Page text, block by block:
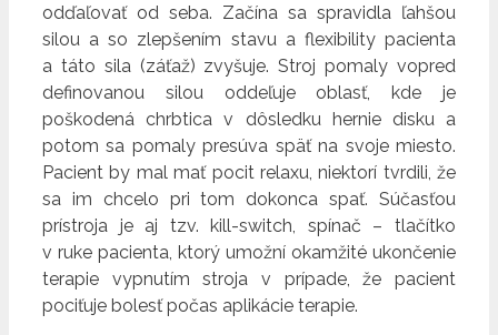
odďaľovať od seba. Začína sa spravidla ľahšou
silou a so zlepšením stavu a flexibility pacienta
a táto sila (záťaž) zvyšuje. Stroj pomaly vopred
definovanou silou oddeľuje oblasť, kde je
poškodená chrbtica v dôsledku hernie disku a
potom sa pomaly presúva späť na svoje miesto.
Pacient by mal mať pocit relaxu, niektorí tvrdili, že
sa im chcelo pri tom dokonca spať. Súčasťou
prístroja je aj tzv. kill-switch, spínač – tlačítko
v ruke pacienta, ktorý umožní okamžité ukončenie
terapie vypnutím stroja v prípade, že pacient
pociťuje bolesť počas aplikácie terapie.